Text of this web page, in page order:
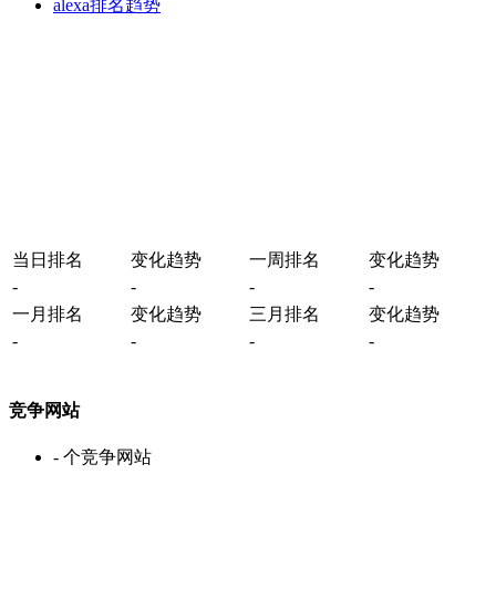
alexa排名趋势
当日排名 变化趋势 一周排名
变化趋势
-
- -
-
一月排名
变化趋势 三月排名
变化趋势
-
- - -
竞争网站
- 个竞争网站